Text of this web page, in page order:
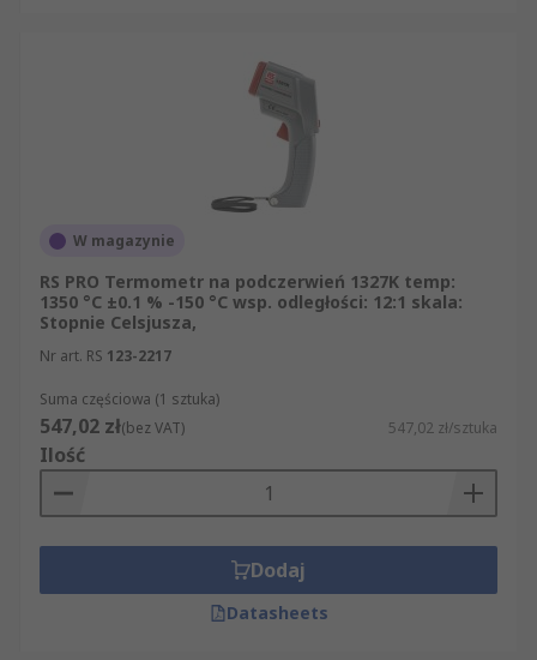
W magazynie
RS PRO Termometr na podczerwień 1327K temp:
1350 °C ±0.1 % -150 °C wsp. odległości: 12:1 skala:
Stopnie Celsjusza,
Nr art. RS 123-2217
Suma częściowa (1 sztuka)
547,02 zł(bez VAT) 547,02 zł/sztuka
Ilość
Dodaj
Datasheets